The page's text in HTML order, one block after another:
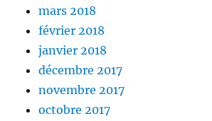
mars 2018
février 2018
janvier 2018
décembre 2017
novembre 2017
octobre 2017